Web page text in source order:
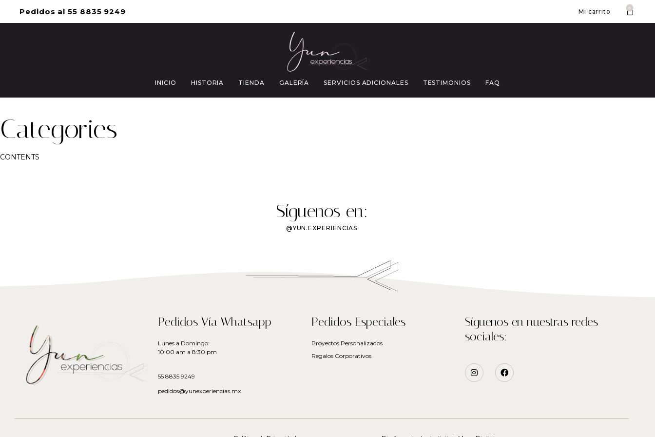
Pedidos al 55 8835 9249 Mi carrito 0
INICIO HISTORIA TIENDA GALERÍA SERVICIOS ADICIONALES TESTIMONIOS FAQ
Categories
CONTENTS
Síguenos en:
@YUN.EXPERIENCIAS
Pedidos Vía Whatsapp
Lunes a Domingo:
10:00 am a 8:30 pm
55 8835 9249
pedidos@yunexperiencias.mx
Pedidos Especiales
Proyectos Personalizados
Regalos Corporativos
Síguenos en nuestras redes
sociales: